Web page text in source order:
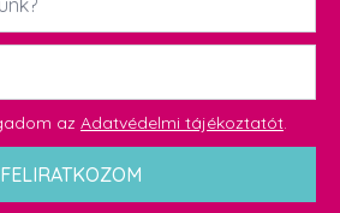
az Adatvédelmi tájékoztatót.
FELIRATKOZOM